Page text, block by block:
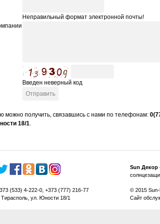
Неправильный формат электронной почты!
Введен неверный код
можно получить, связавшись с нами по телефонам:
18/1.
(533) 4-222-0, +373 (777) 216-77
Тирасполь, ул. Юности 18/1
Sun Декор
© 2015
Сайт